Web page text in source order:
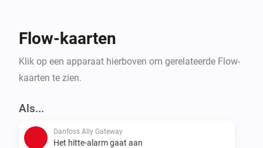
Flow-kaarten
Klik op een apparaat hierboven om gerelateerde Flow-
kaarten te zien.
Als...
Danfoss Ally Gateway
Het hitte-alarm gaat aan